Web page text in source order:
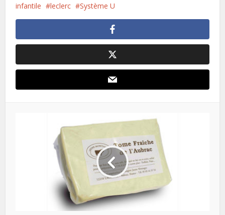
infantile
leclerc Système U